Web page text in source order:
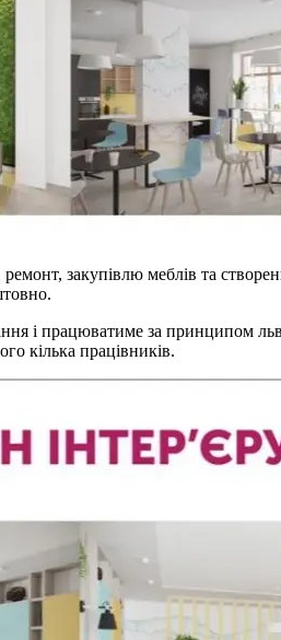
закупівлю меблів та
і працюватиме за принципом
кілька працівників.